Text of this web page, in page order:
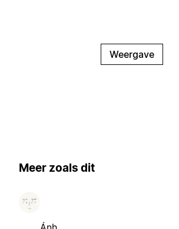
Weergave
Meer zoals dit